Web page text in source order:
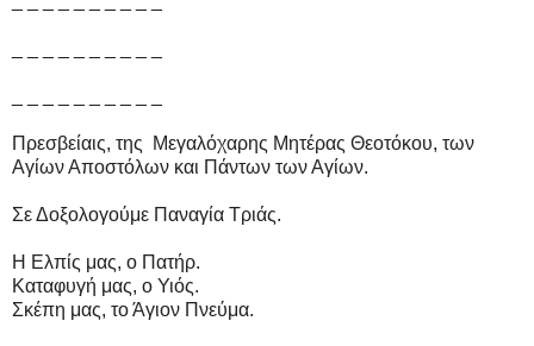
Πρεσβείαις, της Μεγαλόχαρης Μητέρας Θεοτόκου, των
Αγίων Αποστόλων και Πάντων των Αγίων.
Σε Δοξολογούμε Παναγία Τριάς.
Η Ελπίς μας, ο Πατήρ.
Καταφυγή μας, ο Υιός.
Σκέπη μας, το Άγιον Πνεύμα.